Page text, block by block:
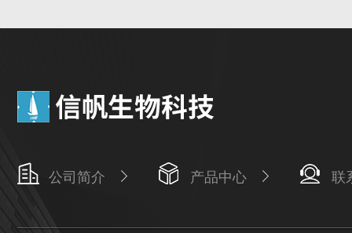
公司简介 产品中心 联